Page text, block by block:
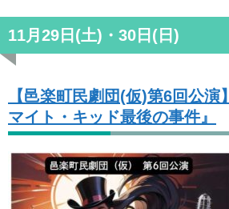
11月29日(土)・30日(日)
【邑楽町民劇団(仮)第6回公演
マイト・キッド最後の事件』